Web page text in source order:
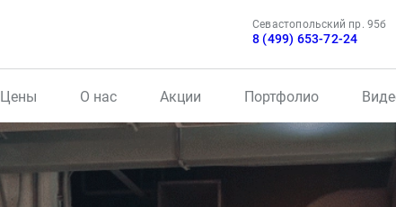
Севастопольский пр. 95б
8 (499) 653-72-24
Цены О нас Акции Портфолио